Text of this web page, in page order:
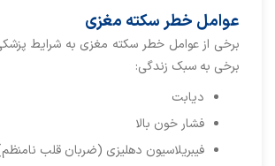
عوامل خطر سکته مغزی
برخی از عوامل خطر سکته مغزی به شرایط
برخی به سبک زندگی:
دیابت
فشار خون بالا
فیبریلاسیون دهلیزی (ضربان قلب